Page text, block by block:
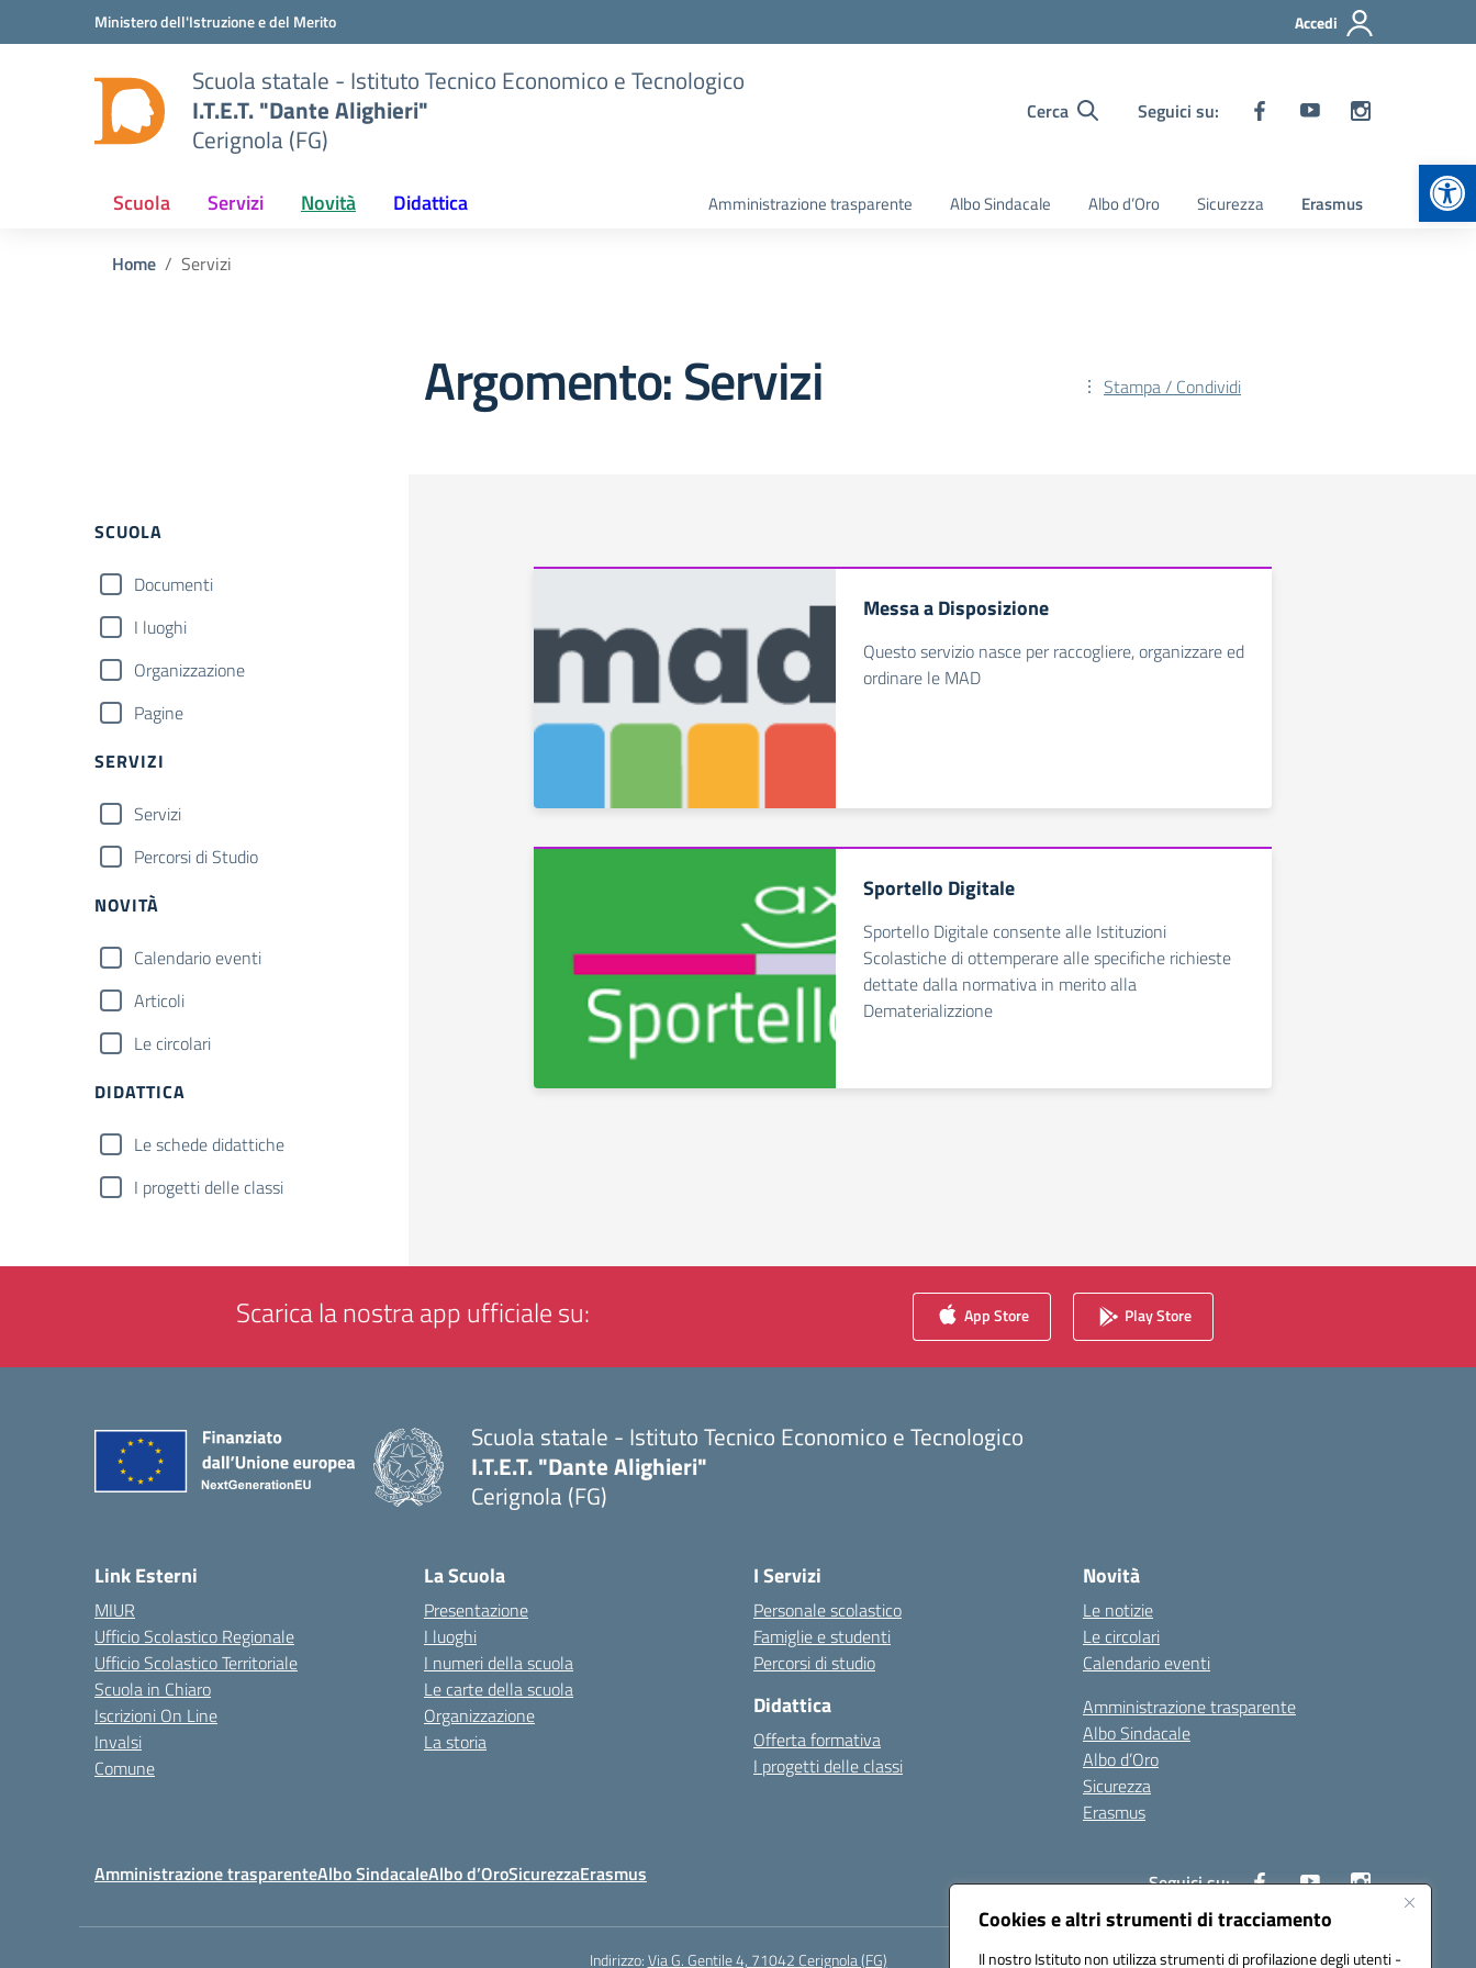
Cookies e altri strumenti di tracciamento
Il nostro Istituto non utilizza strumenti di profilazione degli utenti -
Vai ai contenuti
Vai al menu di navigazioneMinistero dell'Istruzione e del Merito Accedi
Scuola statale - Istituto Tecnico Economico e Tecnologico
I.T.E.T. "Dante Alighieri"
Cerignola (FG)
Cerca Seguici su:
Scuola Servizi Novità Didattica Amministrazione trasparente Albo Sindacale Albo d’Oro Sicurezza Erasmus
Home Servizi
Argomento: Servizi Stampa / Condividi
Filtri
SCUOLA
Documenti
I luoghi
Organizzazione
Pagine
SERVIZI
Servizi
Percorsi di Studio
NOVITÀ
Calendario eventi
Articoli
Le circolari
DIDATTICA
Le schede didattiche
I progetti delle classi
Messa a Disposizione
Questo servizio nasce per raccogliere, organizzare ed
ordinare le MAD
Sportello Digitale
Sportello Digitale consente alle Istituzioni
Scolastiche di ottemperare alle specifiche richieste
dettate dalla normativa in merito alla
Dematerializzione
Scarica la nostra app ufficiale su: App Store Play Store
Scuola statale - Istituto Tecnico Economico e Tecnologico
I.T.E.T. "Dante Alighieri"
Cerignola (FG)
Link Esterni
MIUR
Ufficio Scolastico Regionale
Ufficio Scolastico Territoriale
Scuola in Chiaro
Iscrizioni On Line
Invalsi
Comune
La Scuola
Presentazione
I luoghi
I numeri della scuola
Le carte della scuola
Organizzazione
La storia
I Servizi
Personale scolastico
Famiglie e studenti
Percorsi di studio
Didattica
Offerta formativa
I progetti delle classi
Novità
Le notizie
Le circolari
Calendario eventi
Amministrazione trasparente
Albo Sindacale
Albo d’Oro
Sicurezza
Erasmus
Amministrazione trasparenteAlbo SindacaleAlbo d’OroSicurezzaErasmus Seguici su:
Indirizzo:Via G. Gentile 4, 71042 Cerignola (FG)